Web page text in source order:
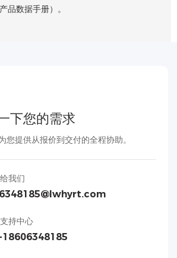
品数据手册）。
下您的需求
您提供从报价到交付的全程协助。
我们
持中心
18606348185